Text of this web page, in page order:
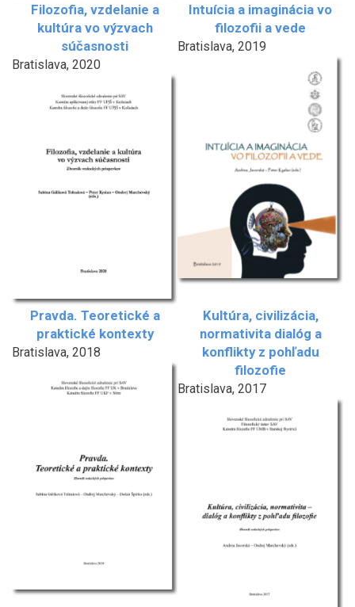
Filozofia, vzdelanie a
kultúra vo výzvach
súčasnosti
Bratislava, 2020
Intuícia a imaginácia vo
filozofii a vede
Bratislava, 2019
Pravda. Teoretické a
praktické kontexty
Bratislava, 2018
Kultúra, civilizácia,
normativita dialóg a
konflikty z pohľadu
filozofie
Bratislava, 2017